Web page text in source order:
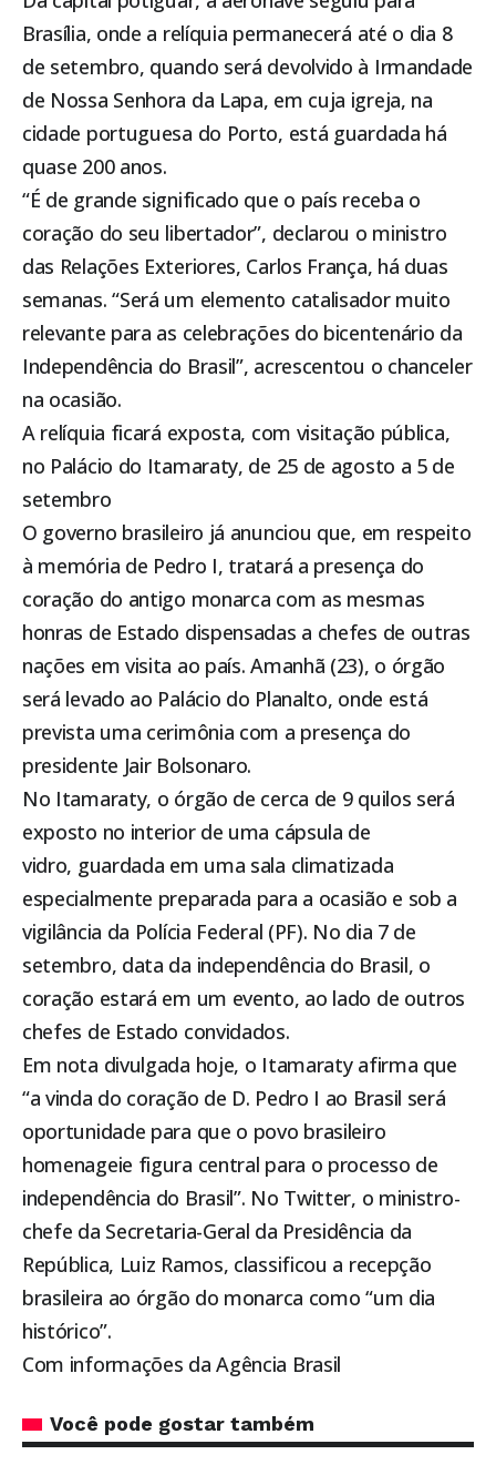
Brasília, onde a relíquia permanecerá até o dia 8
de setembro, quando será devolvido à Irmandade
de Nossa Senhora da Lapa, em cuja igreja, na
cidade portuguesa do Porto, está guardada há
quase 200 anos.
“É de grande significado que o país receba o
coração do seu libertador”, declarou o ministro
das Relações Exteriores, Carlos França, há duas
semanas. “Será um elemento catalisador muito
relevante para as celebrações do bicentenário da
Independência do Brasil”, acrescentou o chanceler
na ocasião.
A relíquia ficará exposta, com visitação pública,
no Palácio do Itamaraty, de 25 de agosto a 5 de
setembro
O governo brasileiro já anunciou que, em respeito
à memória de Pedro I, tratará a presença do
coração do antigo monarca com as mesmas
honras de Estado dispensadas a chefes de outras
nações em visita ao país. Amanhã (23), o órgão
será levado ao Palácio do Planalto, onde está
prevista uma cerimônia com a presença do
presidente Jair Bolsonaro.
No Itamaraty, o órgão de cerca de 9 quilos será
exposto no interior de uma cápsula de
vidro, guardada em uma sala climatizada
especialmente preparada para a ocasião e sob a
vigilância da Polícia Federal (PF). No dia 7 de
setembro, data da independência do Brasil, o
coração estará em um evento, ao lado de outros
chefes de Estado convidados.
Em nota divulgada hoje, o Itamaraty afirma que
“a vinda do coração de D. Pedro I ao Brasil será
oportunidade para que o povo brasileiro
homenageie figura central para o processo de
independência do Brasil”. No Twitter, o ministro-
chefe da Secretaria-Geral da Presidência da
República, Luiz Ramos, classificou a recepção
brasileira ao órgão do monarca como “um dia
histórico”.
Com informações da Agência Brasil
Você pode gostar também